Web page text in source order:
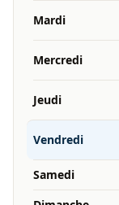
Mardi
Mercredi
Jeudi
Vendredi
Samedi